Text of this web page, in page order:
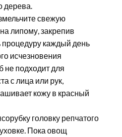
дерева.
свежую
липому, закрепив
процедуру каждый день
исчезновения
не подходит для
с лица или рук,
кожу в красный
головку репчатого
Пока овощ